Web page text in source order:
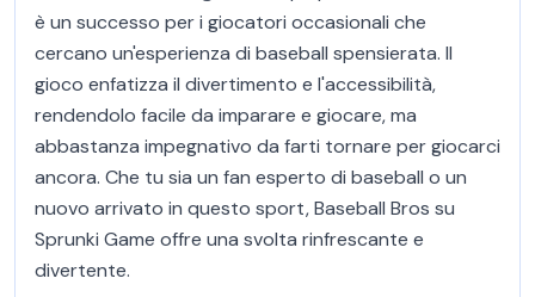
è un successo per i giocatori occasionali che
cercano un'esperienza di baseball spensierata. Il
gioco enfatizza il divertimento e l'accessibilità,
rendendolo facile da imparare e giocare, ma
abbastanza impegnativo da farti tornare per giocarci
ancora. Che tu sia un fan esperto di baseball o un
nuovo arrivato in questo sport, Baseball Bros su
Sprunki Game offre una svolta rinfrescante e
divertente.